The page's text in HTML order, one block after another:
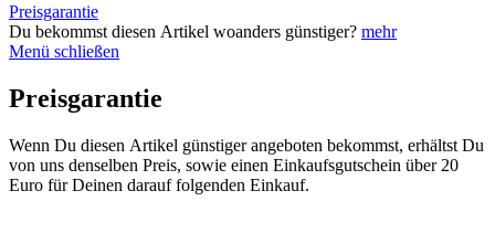
Preisgarantie
Du bekommst diesen Artikel woanders günstiger? mehr
Menü schließen
Preisgarantie
Wenn Du diesen Artikel günstiger angeboten bekommst, erhältst Du
von uns denselben Preis, sowie einen Einkaufsgutschein über 20
Euro für Deinen darauf folgenden Einkauf.